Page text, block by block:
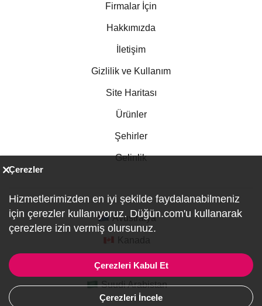
Firmalar İçin
Hakkımızda
İletişim
Gizlilik ve Kullanım
Site Haritası
Ürünler
Şehirler
Gelinlik
Avustralya
Almanya
Suudi Arabistan
Çerezler
Hizmetlerimizden en iyi şekilde faydalanabilmeniz
için çerezler kullanıyoruz. Düğün.com'u kullanarak
çerezlere izin vermiş olursunuz.
Çerezleri Kabul Et
Çerezleri İncele